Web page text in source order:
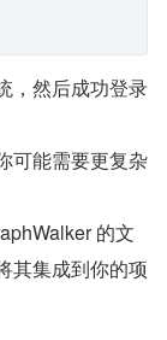
，然后成功登录
可能需要更复杂
的文
其集成到你的项